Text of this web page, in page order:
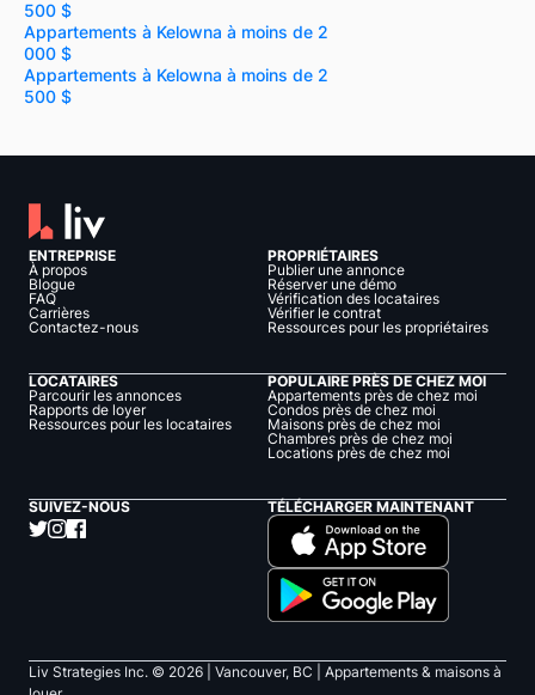
500 $
Appartements à Kelowna à moins de 2
000 $
Appartements à Kelowna à moins de 2
500 $
ENTREPRISE
À propos
Blogue
FAQ
Carrières
Contactez-nous
PROPRIÉTAIRES
Publier une annonce
Réserver une démo
Vérification des locataires
Vérifier le contrat
Ressources pour les propriétaires
LOCATAIRES
Parcourir les annonces
Rapports de loyer
Ressources pour les locataires
POPULAIRE PRÈS DE CHEZ MOI
Appartements près de chez moi
Condos près de chez moi
Maisons près de chez moi
Chambres près de chez moi
Locations près de chez moi
SUIVEZ-NOUS TÉLÉCHARGER MAINTENANT
Liv Strategies Inc. © 2026 | Vancouver, BC |
Appartements & maisons à